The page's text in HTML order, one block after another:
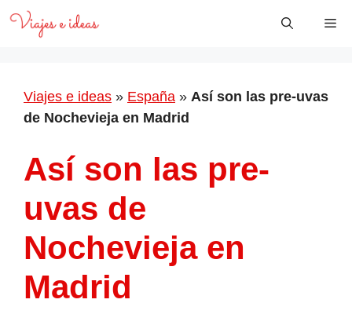
Saltar
Viajes e ideas » España » Así son las pre-uvas
de Nochevieja en Madrid
Así son las pre-
uvas de
Nochevieja en
Madrid